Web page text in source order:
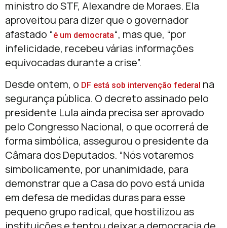
ministro do STF, Alexandre de Moraes. Ela
aproveitou para dizer que o governador
afastado “é um democrata“, mas que, “por
infelicidade, recebeu várias informações
equivocadas durante a crise”.
Desde ontem, o DF está sob intervenção federal na
segurança pública. O decreto assinado pelo
presidente Lula ainda precisa ser aprovado
pelo Congresso Nacional, o que ocorrerá de
forma simbólica, assegurou o presidente da
Câmara dos Deputados. “Nós votaremos
simbolicamente, por unanimidade, para
demonstrar que a Casa do povo está unida
em defesa de medidas duras para esse
pequeno grupo radical, que hostilizou as